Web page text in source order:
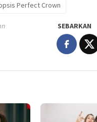
Perfect Crown
SEBARKAN